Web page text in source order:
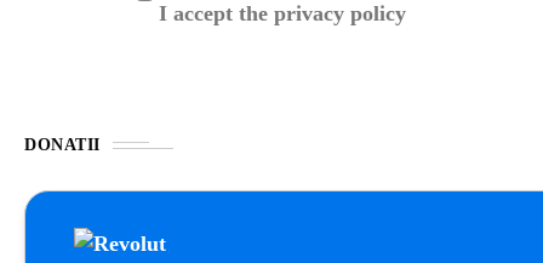
I accept the privacy policy
DONATII